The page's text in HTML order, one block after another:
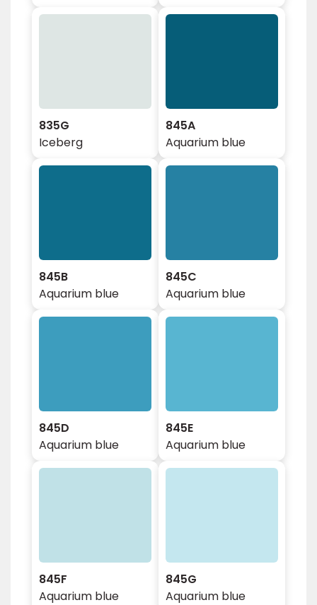
835G
Iceberg
845A
Aquarium blue
845B
Aquarium blue
845C
Aquarium blue
845D
Aquarium blue
845E
Aquarium blue
845F
Aquarium blue
845G
Aquarium blue